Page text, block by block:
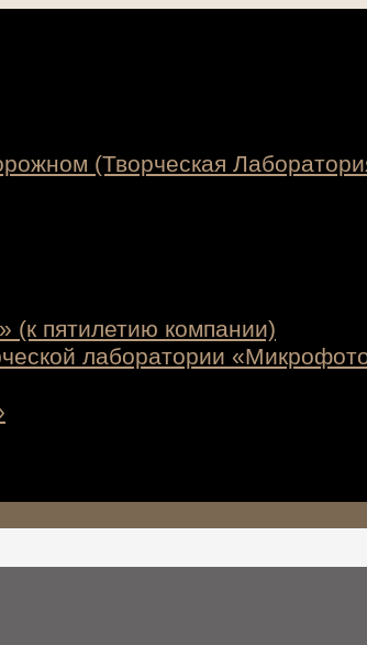
(Творческая
(к пятилетию компании)
лаборатории